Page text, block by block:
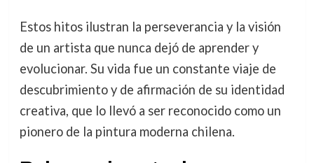
Estos hitos ilustran la perseverancia y la visión
de un artista que nunca dejó de aprender y
evolucionar. Su vida fue un constante viaje de
descubrimiento y de afirmación de su identidad
creativa, que lo llevó a ser reconocido como un
pionero de la pintura moderna chilena.